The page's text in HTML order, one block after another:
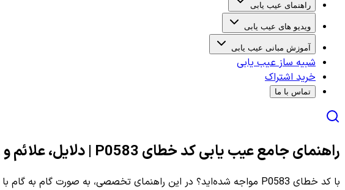
راهنمای عیب یابی
ویدیو های عیب یابی
آموزش مبانی عیب یابی
شبیه ساز عیب یابی
خرید اشتراک
تماس با ما
راهنمای جامع عیب یابی کد خطای P0583 | دلایل، علائم و راهنمای مرحله به مرحله
با کد خطای P0583 مواجه شده‌اید؟ در این راهنمای تخصصی، به صورت گام به گام با دلایل، علائم و روش‌های دقیق عیب یابی و رفع این ارور آشنا شوید.